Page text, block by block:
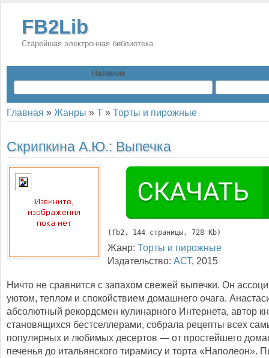
FB2Lib
Старейшая электронная библиотека
Название
Главная » Жанры » Т » Торты и пирожные
Скрипкина А.Ю.: Выпечка
( fb2, 144 страницы, 728 Kb)
Жанр: Торты и пирожные
Издательство: АСТ, 2015
Ничто не сравнится с запахом свежей выпечки. Он
уютом, теплом и спокойствием домашнего очага.
абсолютный рекордсмен кулинарного Интернета, автор
становящихся бестселлерами, собрала рецепты всех
популярных и любимых десертов — от простейшего
печенья до итальянского тирамису и торта «Наполеон».